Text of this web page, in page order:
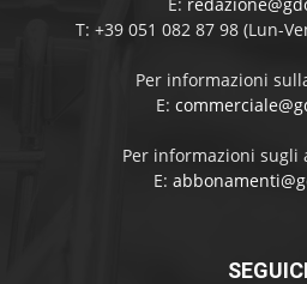
T: +39 051 082 87 98 (Lun-
Per informazioni
E:
Per informazioni sugli
E:
SEGUICI